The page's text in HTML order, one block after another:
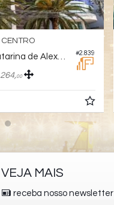
#2.839
CENTRO
264,00
VEJA MAIS
receba nosso newsletter